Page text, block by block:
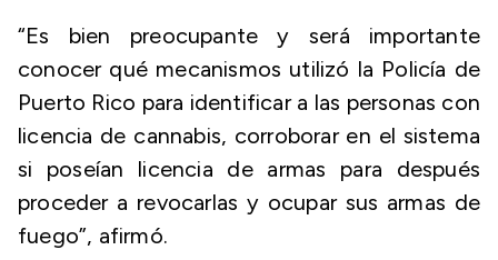
“Es bien preocupante y será importante
conocer qué mecanismos utilizó la Policía de
Puerto Rico para identificar a las personas con
licencia de cannabis, corroborar en el sistema
si poseían licencia de armas para después
proceder a revocarlas y ocupar sus armas de
fuego”, afirmó.